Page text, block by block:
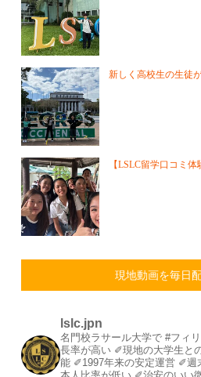
新しく高校生の生徒
【LSLC留学口コミ体
現地動画を毎日
lslc.jpn
名門校ラサール大学で #フィ
長率が高い⁡ ✐現地の大学生と
能⁡ ✐1997年来の安定運営⁡⁡ ✐週